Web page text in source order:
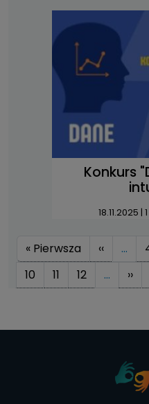
Konkurs
18.11.2025 |
Stronicowanie
« Pierwsza Pierwsza
‹‹ …
10
11 12 … ››